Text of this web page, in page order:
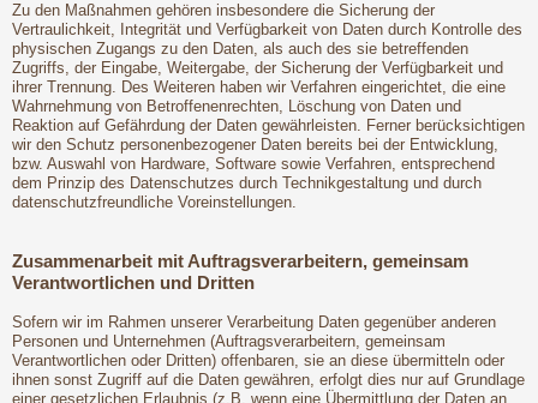
Zu den Maßnahmen gehören insbesondere die Sicherung der
Vertraulichkeit, Integrität und Verfügbarkeit von Daten durch Kontrolle des
physischen Zugangs zu den Daten, als auch des sie betreffenden
Zugriffs, der Eingabe, Weitergabe, der Sicherung der Verfügbarkeit und
ihrer Trennung. Des Weiteren haben wir Verfahren eingerichtet, die eine
Wahrnehmung von Betroffenenrechten, Löschung von Daten und
Reaktion auf Gefährdung der Daten gewährleisten. Ferner berücksichtigen
wir den Schutz personenbezogener Daten bereits bei der Entwicklung,
bzw. Auswahl von Hardware, Software sowie Verfahren, entsprechend
dem Prinzip des Datenschutzes durch Technikgestaltung und durch
datenschutzfreundliche Voreinstellungen.
Zusammenarbeit mit Auftragsverarbeitern, gemeinsam
Verantwortlichen und Dritten
Sofern wir im Rahmen unserer Verarbeitung Daten gegenüber anderen
Personen und Unternehmen (Auftragsverarbeitern, gemeinsam
Verantwortlichen oder Dritten) offenbaren, sie an diese übermitteln oder
ihnen sonst Zugriff auf die Daten gewähren, erfolgt dies nur auf Grundlage
einer gesetzlichen Erlaubnis (z.B. wenn eine Übermittlung der Daten an